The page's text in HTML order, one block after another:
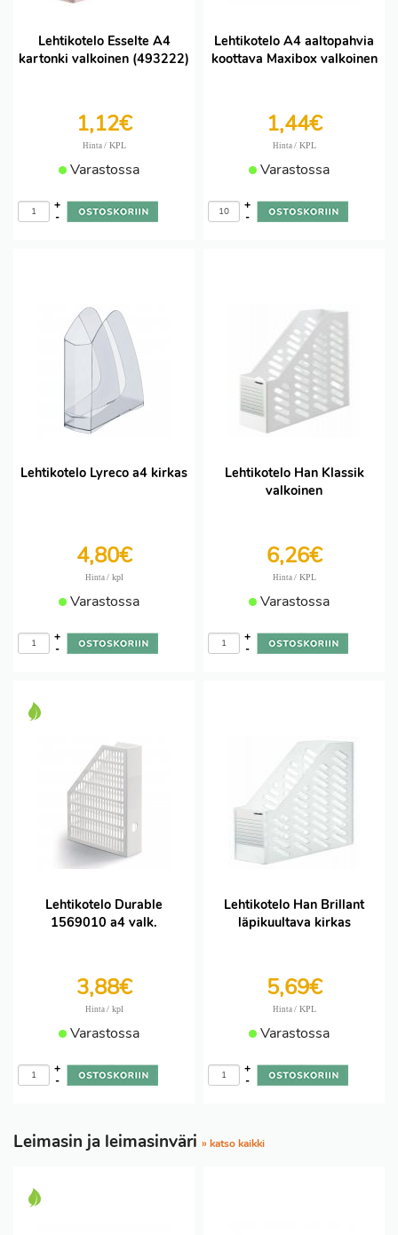
Lehtikotelo Esselte A4
kartonki valkoinen (493222)
1,12€
Hinta / KPL
Varastossa
-
+
Lehtikotelo A4 aaltopahvia
koottava Maxibox valkoinen
1,44€
Hinta / KPL
Varastossa
-
+
Lehtikotelo Lyreco a4 kirkas
4,80€
Hinta / kpl
Varastossa
-
+
Lehtikotelo Han Klassik
valkoinen
6,26€
Hinta / KPL
Varastossa
-
+
Lehtikotelo Durable
1569010 a4 valk.
3,88€
Hinta / kpl
Varastossa
-
+
Lehtikotelo Han Brillant
läpikuultava kirkas
5,69€
Hinta / KPL
Varastossa
-
+
Leimasin ja leimasinväri » katso kaikki